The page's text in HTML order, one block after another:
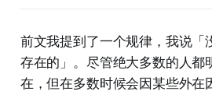
前文我提到了一个规律，我说「
存在的」。尽管绝大多数的人都
在，但在多数时候会因某些外在